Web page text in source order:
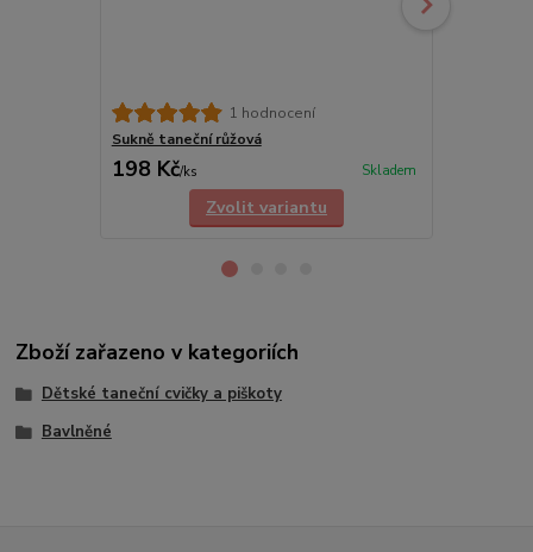
1 hodnocení
Sukně taneční růžová
198 Kč/ks Skladem
Zvolit variantu
Zboží zařazeno v kategoriích
Dětské taneční cvičky a piškoty
Bavlněné